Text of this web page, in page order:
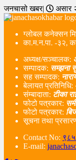
जनचासो खबर| असार
ग्लोबल कनेक्सन
का.म.न.पा. -३२,
अध्यक्ष/सञ्चालक:
सम्पादक: सम्झना
सह सम्पादक:
बेलायत प्रतिनिधि:
संम्बादाता: टीका
फोटो पत्रकार:
फोटो पत्रकार:
सूचना तथा
Contact No:
E-mail: